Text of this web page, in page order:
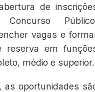
de
vagas e
reserva em
médio e superior.
as oportunidades